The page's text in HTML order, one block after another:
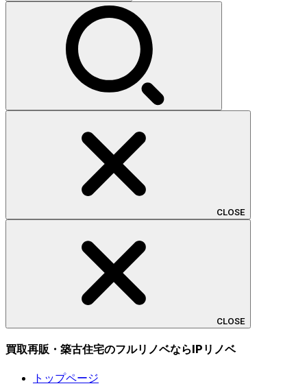
索:
CLOSE
CLOSE
買取再販・築古住宅のフルリノベならIPリノベ
トップページ